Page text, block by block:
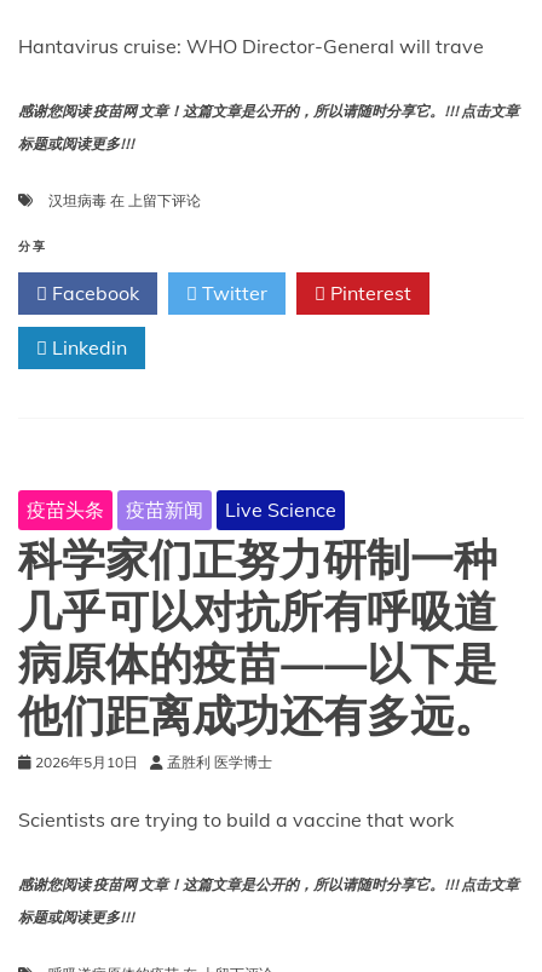
毒
发
可
性
会
增
Hantavirus cruise: WHO Director-General will trave
感谢您阅读 疫苗网 文章！这篇文章是公开的，所以请随时分享它。!!! 点击文章
标题或阅读更多!!!
汉坦病毒 在 汉
毒
邮
轮：
卫
事
将
前
往
特
里
费
岛
下
船；
遣
班
划
周
上留下评论
分享
Facebook Twitter Pinterest
Linkedin
疫苗头条 疫苗新闻 Live Science
科学家们正努力研制一种
几乎可以对抗所有呼吸道
病原体的疫苗——以下是
他们距离成功还有多远。
2026年5月10日 孟胜利 医学博士
Scientists are trying to build a vaccine that work
感谢您阅读 疫苗网 文章！这篇文章是公开的，所以请随时分享它。!!! 点击文章
标题或阅读更多!!!